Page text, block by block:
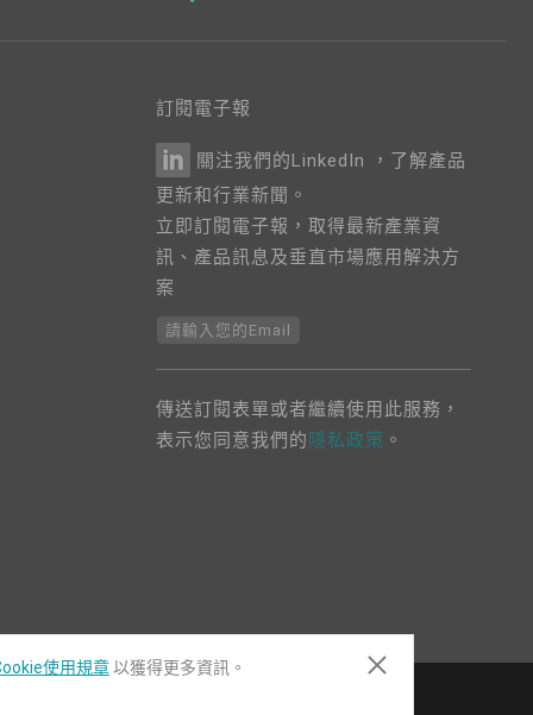
訂閱電子報
關注我們的LinkedIn ，了解產品
更新和行業新聞。
立即訂閱電子報，取得最新產業資
訊、產品訊息及垂直市場應用解決方
案
請輸入您的Email
傳送訂閱表單或者繼續使用此服務，
表示您同意我們的 隱私政策 。
使用規章以獲得更多資訊。